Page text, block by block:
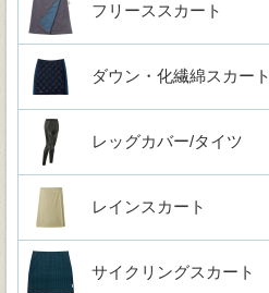
フリーススカート
ダウン・化繊綿スカート
レッグカバー/タイツ
レインスカート
サイクリングスカート